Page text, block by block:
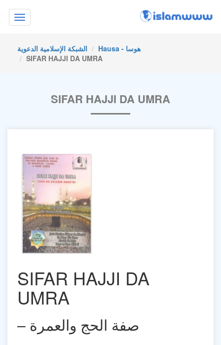
Toggle
navigation
الشبكة الإسلامية الدعوية
Hausa - هوسا
SIFAR HAJJI DA UMRA
SIFAR HAJJI DA UMRA
SIFAR HAJJI DA
UMRA
– صفة الحج والعمرة